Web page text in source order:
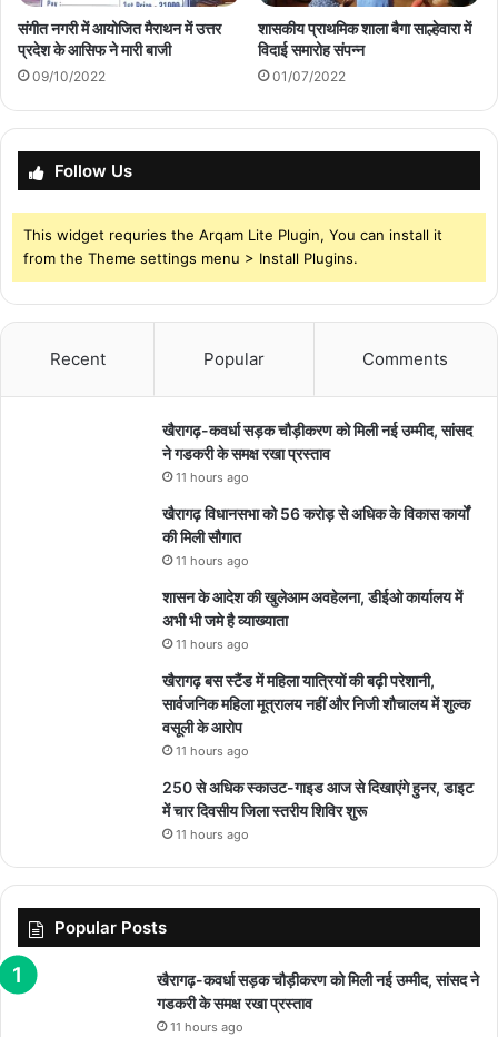
संगीत नगरी में आयोजित मैराथन में उत्तर
प्रदेश के आसिफ ने मारी बाजी
09/10/2022
शासकीय प्राथमिक शाला बैगा साल्हेवारा में
विदाई समारोह संपन्न
01/07/2022
Follow Us
This widget requries the Arqam Lite Plugin, You can install it
from the Theme settings menu > Install Plugins.
Recent Popular Comments
खैरागढ़-कवर्धा सड़क चौड़ीकरण को मिली नई उम्मीद, सांसद
ने गडकरी के समक्ष रखा प्रस्ताव
11 hours ago
खैरागढ़ विधानसभा को 56 करोड़ से अधिक के विकास कार्यों
की मिली सौगात
11 hours ago
शासन के आदेश की खुलेआम अवहेलना, डीईओ कार्यालय में
अभी भी जमे है व्याख्याता
11 hours ago
खैरागढ़ बस स्टैंड में महिला यात्रियों की बढ़ी परेशानी,
सार्वजनिक महिला मूत्रालय नहीं और निजी शौचालय में शुल्क
वसूली के आरोप
11 hours ago
250 से अधिक स्काउट-गाइड आज से दिखाएंगे हुनर, डाइट
में चार दिवसीय जिला स्तरीय शिविर शुरू
11 hours ago
Popular Posts
खैरागढ़-कवर्धा सड़क चौड़ीकरण को मिली नई उम्मीद, सांसद ने
गडकरी के समक्ष रखा प्रस्ताव
11 hours ago